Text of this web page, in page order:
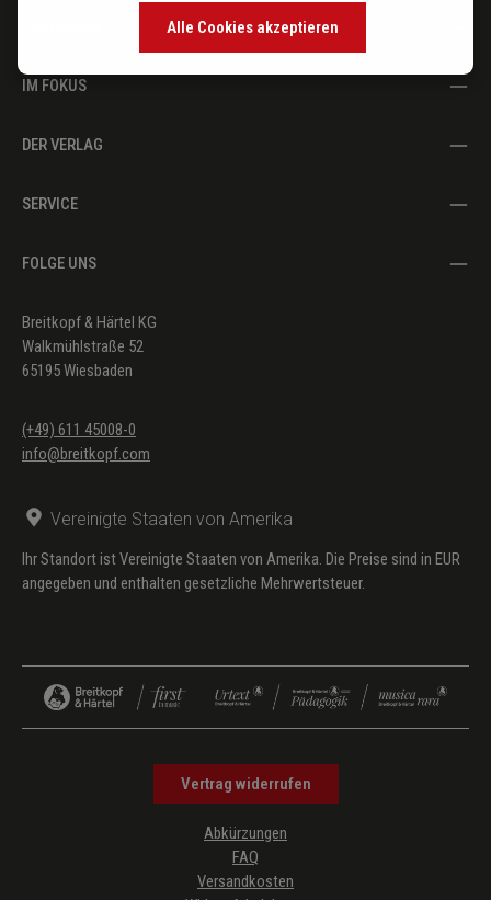
IM FOKUS
DER VERLAG
SERVICE
FOLGE UNS
Breitkopf & Härtel KG
Walkmühlstraße 52
65195 Wiesbaden
(+49) 611 45008-0
info@breitkopf.com
Vereinigte Staaten von Amerika
Ihr Standort ist Vereinigte Staaten von Amerika. Die Preise sind in EUR
angegeben und enthalten gesetzliche Mehrwertsteuer.
Vertrag widerrufen
Abkürzungen
FAQ
Versandkosten
Alle Cookies akzeptieren